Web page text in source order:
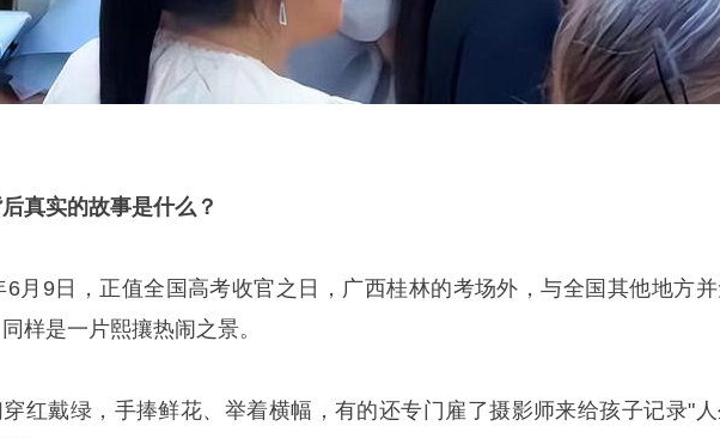
真实的故事是什么？
6月9日，正值全国高考收官之日，广西桂林的考场外，与全国其他地方
样是一片熙攘热闹之景。
红戴绿，手捧鲜花、举着横幅，有的还专门雇了摄影师来给孩子记录"